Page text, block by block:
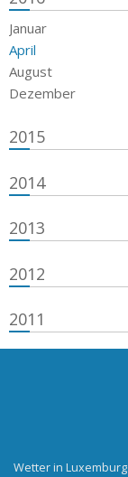
Januar
April
August
Dezember
2015
2014
2013
2012
2011
Wetter in Luxemburg